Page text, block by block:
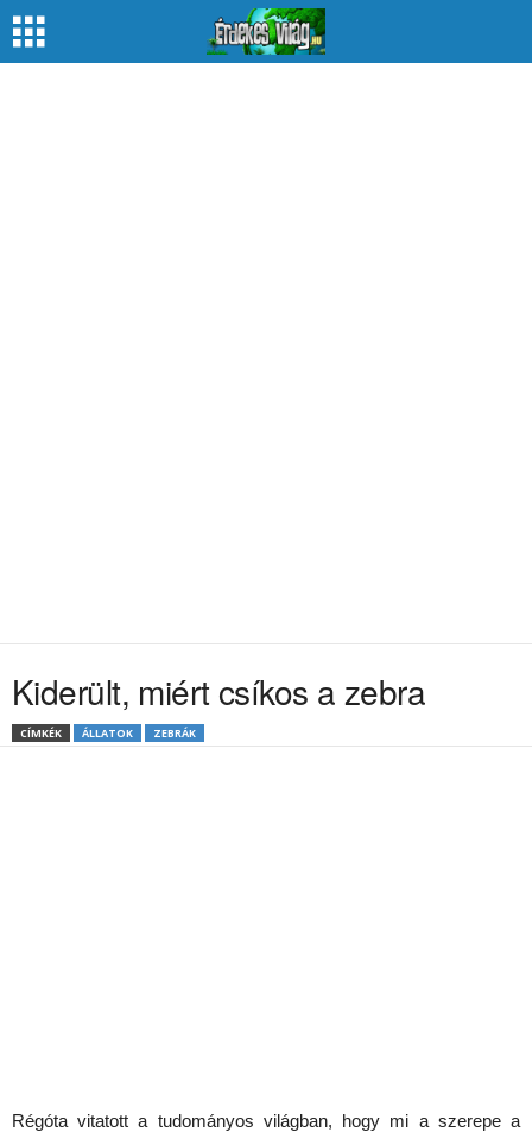
Kiderült, miért csíkos a zebra
CÍMKÉK ÁLLATOK ZEBRÁK
Régóta vitatott a tudományos világban, hogy mi a szerepe a